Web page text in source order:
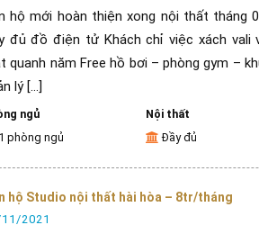
hộ mới hoàn thiện xong nội thất tháng
đủ đồ điện tử Khách chỉ việc xách vali
quanh năm Free hồ bơi – phòng gym –
lý [...]
ngủ Nội thất
phòng ngủ
Đầy đủ
hộ Studio nội thất hài hòa – 8tr/tháng
2021